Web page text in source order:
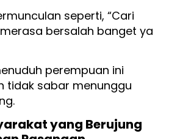
seperti, “Cari
bersalah banget ya
perempuan ini
tidak sabar menunggu
yang Berujung